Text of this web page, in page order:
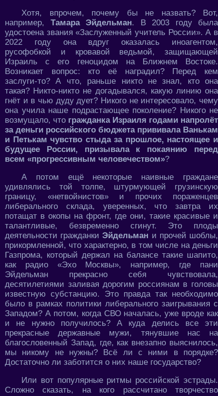
Хотя, впрочем, почему бы не назвать? Вот,
например, Тамара Эйдельман. В 2003 году была
удостоена звания «Заслуженный учитель России». А в
2022 году она вдруг оказалась иноагентом,
русофобкой и кровавой ведьмой, защищающей
Израиль с его геноцидом на Ближнем Востоке.
Возникает вопрос: кто её наградил? Перед кем
заслуги-то? А что, раньше никто не знал, кто она
такая? Никто-никто не догадывался, какую линию она
гнёт и в чью дуду дует? Никого не интересовало, чему
она учила наше подрастающее поколение? Никого не
возмущало, что гражданка Израиля годами напролёт
за деньги российского бюджета прививала Ванькам
и Петькам чувство стыда за прошлое, настоящее и
будущее России, призывала к покаянию перед
всем «прогрессивным человечеством»?
А потом ещё некоторые наивные граждане
удивлялись той толпе, штурмующей грузинскую
границу, «нетвойнистов» и прочих пораженцев
либерального склада, уверенных, что завтра их
потащат в окопы на фронт, где они, такие красивые и
талантливые, безвременно сгинут. Это плоды
деятельности гражданкиЭйдельман и прочей шоблы,
прикормленной, что характерно, в том числе на деньги
Газпрома, который держал на балансе такие шапито,
как радио «Эхо Москвы», например, где пани
Эйдельман прекрасно себя чувствовала,
десятилетиями заливая дорогим россиянам в головы
известную субстанцию. Это правда так необходимо
было в рамках политики либерального заигрывания с
Западом? А потом, когда СВО началась, уже вроде как
и не нужно получилось? А куда делись все эти
прекрасные державные мужи, тянувшие нас на
благословенный Запад, где, как внезапно выяснилось,
мы никому не нужны? Всё ли с ними в порядке?
Достаточно ли заботится о них наше государство?
Или вот популярные ритмы российской эстрады.
Сложно сказать, на кого рассчитано творчество